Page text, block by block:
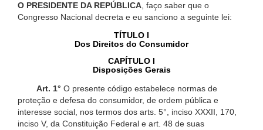
O PRESIDENTE DA REPÚBLICA , faço saber que o
Congresso Nacional decreta e eu sanciono a seguinte lei:
TÍTULO I
Dos Direitos do Consumidor
CAPÍTULO I
Disposições Gerais
Art. 1° O presente código estabelece normas de
proteção e defesa do consumidor, de ordem pública e
interesse social, nos termos dos arts. 5°, inciso XXXII, 170,
inciso V, da Constituição Federal e art. 48 de suas